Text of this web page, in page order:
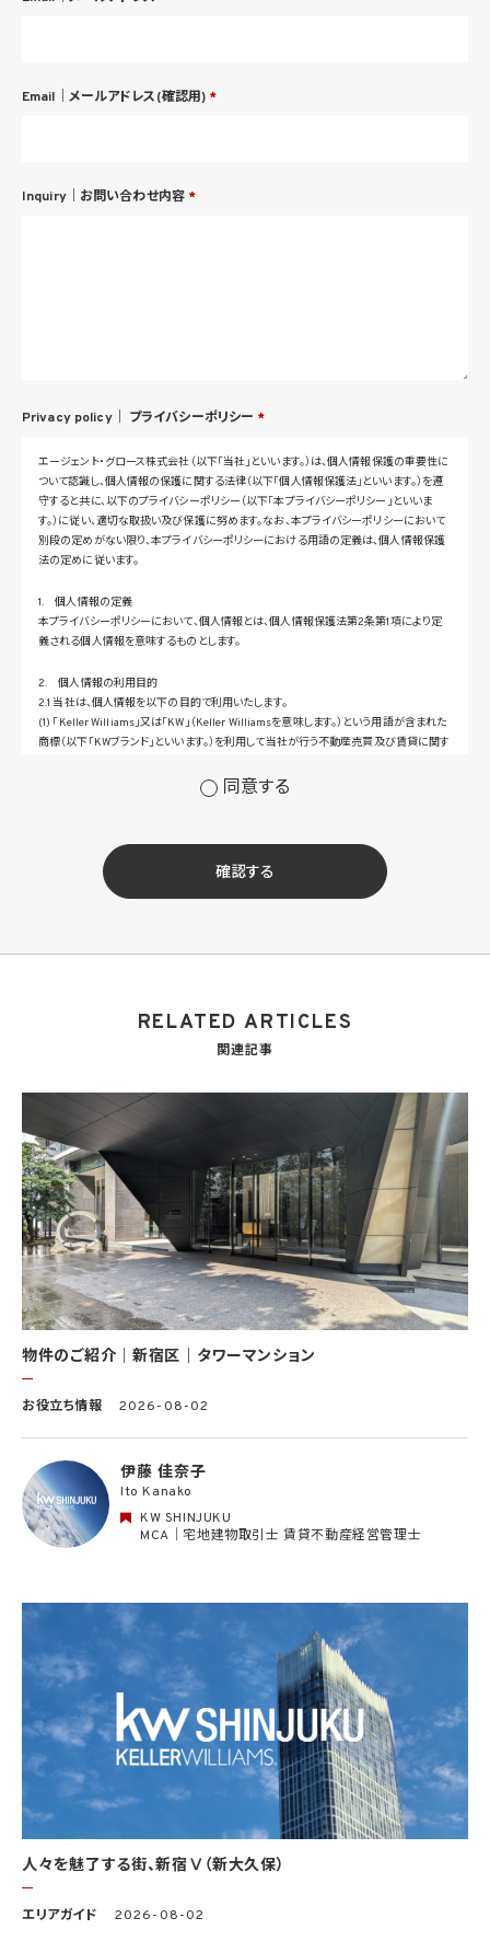
Email｜メールアドレス(確認用) *
Inquiry｜お問い合わせ内容 *
Privacy policy｜ プライバシーポリシー *
エージェント・グロース株式会社（以下「当社」といいます。）は、個人情報保護の重要性に
ついて認識し、個人情報の保護に関する法律（以下「個人情報保護法」といいます。）を遵
守すると共に、以下のプライバシーポリシー（以下「本プライバシーポリシー」といいま
す。）に従い、適切な取扱い及び保護に努めます。なお、本プライバシーポリシーにおいて
別段の定めがない限り、本プライバシーポリシーにおける用語の定義は、個人情報保護
法の定めに従います。
1. 個人情報の定義
本プライバシーポリシーにおいて、個人情報とは、個人情報保護法第2条第1項により定
義される個人情報を意味するものとします。
2. 個人情報の利用目的
2.1 当社は、個人情報を以下の目的で利用いたします。
(1) 「Keller Williams」又は「KW」（Keller Williamsを意味します。）という用語が含まれた
商標（以下「KWブランド」といいます。）を利用して当社が行う不動産売買及び賃貸に関す
せ等への対応のため
(3) 当社の商品、サービス等のご案内のため
(4) 当社サービスに関する当社の規約、ポリシー等（以下「規約等」といいます。）に違反す
る行為に対する対応のため
も外国に所在する場合を含みます。）に対し個人情報（(i)当社サービスにおける顧客に関
ため。なお、KWエージェントとは、KW加盟店の業務に従事する個人を意味します。また、
(8) 当社サービスを介して販売等が行われる物件に関する情報について、当社、KWライ
センサー、その他KWブランドを利用して事業を行う事業者のポータルサイト、ウェブ広
告、その他インターネット上において公開するため
(9) 雇用管理及び社内手続のため（役職員の個人情報について）、並びに人材採用活動
における選考及び連絡のため（応募者の個人情報について）
(10) KWエージェント並びに当社及びKW加盟店の役職員に関する情報に関して、当該
情報を当社又はKWライセンサーが運営するウェブサイト（当社又はKWライセンサーか
ら委託を受けた第三者によって運営されるウェブサイトを含み、当該ウェブサイトが一般
向けに公開される場合を含みます。）上に掲載するため
(11) 株主管理、会社法その他法令上の手続対応のため（株主、新株予約権者等の個人情
報について）
(12) 当社のサービスを通じて実施された不動産に関する取引の実績について、個人を識
別できない形式に加工した統計データを作成するため
(13) その他、上記利用目的に付随する目的のため
る運営、サービスの利用状況等を分析した情報を用いたシステムの改善及び開発並びに
することについて同意を撤回し又は異議を述べた場合には、当社はただちにその旨を当
該第三者に通知するものとします。
3. 個人情報利用目的の変更
4. 個人情報利用の制限
4.1 当社は、個人情報保護法その他の法令により許容される場合を除き、本人の同意を得
ず、利用目的の達成に必要な範囲を超えて個人情報を取り扱いません。但し、次の場合は
この限りではありません。
(1) 法令に基づく場合
(2) 人の生命、身体又は財産の保護のために必要がある場合であって、本人の同意を得
ることが困難であるとき
(3) 公衆衛生の向上又は児童の健全な育成の推進のために特に必要がある場合であっ
て、本人の同意を得ることが困難であるとき
(4) 国の機関もしくは地方公共団体又はその委託を受けた者が法令の定める事務を遂
行することに対して協力する必要がある場合であって、本人の同意を得ることにより当該
事務の遂行に支障を及ぼすおそれがあるとき
個人データを学術研究目的で取り扱う必要があるとき（当該個人データを取り扱う目的
ある場合を除きます。）。
同意する
確認する
RELATED ARTICLES
関連記事
物件のご紹介｜新宿区｜タワーマンション
お役立ち情報 2026-08-02
伊藤 佳奈子
Ito Kanako
KW SHINJUKU
MCA｜宅地建物取引士 賃貸不動産経営管理士
人々を魅了する街、新宿Ⅴ（新大久保）
エリアガイド 2026-08-02